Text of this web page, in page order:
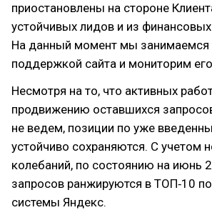
приостановлены на стороне
устойчивых лидов и из
На данный момент мы занимаемся
поддержкой сайта и мониторим
Несмотря на то, что активных
продвижению оставшихся
не ведем, позиции по уже
устойчиво сохраняются. С учетом
колебаний, по состоянию на июнь
запросов ранжируются в ТОП‑10
системы Яндекс.